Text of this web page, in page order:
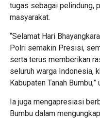
tugas sebagai pelindung,
masyarakat.
“Selamat Hari
Polri semakin Presisi,
serta terus memberikan
seluruh warga Indonesia,
Kabupaten Tanah Bumbu,”
Ia juga mengapresiasi
Bumbu dalam